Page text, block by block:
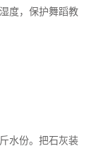
度，保护舞蹈教
水份。把石灰装